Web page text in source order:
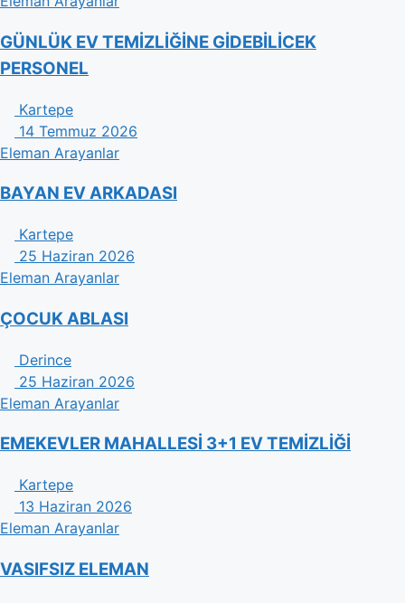
GÜNLÜK EV TEMİZLİĞİNE GİDEBİLİCEK
PERSONEL
Kartepe
14 Temmuz 2026
Eleman Arayanlar
BAYAN EV ARKADASI
Kartepe
25 Haziran 2026
Eleman Arayanlar
ÇOCUK ABLASI
Derince
25 Haziran 2026
Eleman Arayanlar
EMEKEVLER MAHALLESİ 3+1 EV TEMİZLİĞİ
Kartepe
13 Haziran 2026
Eleman Arayanlar
VASIFSIZ ELEMAN